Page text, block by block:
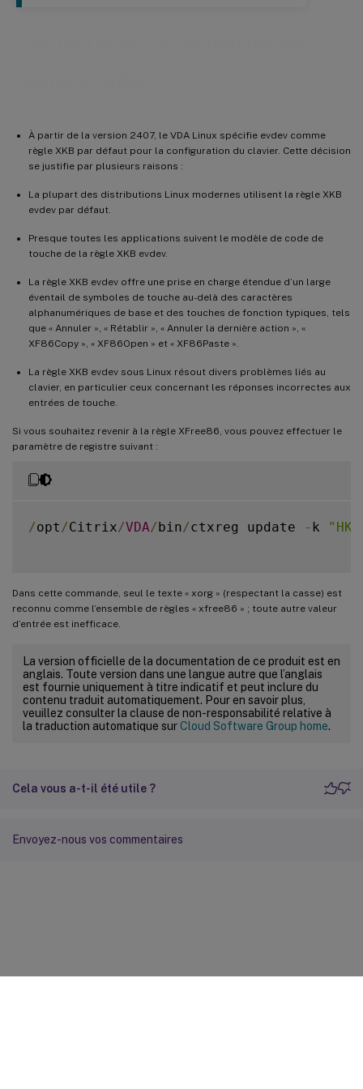
À partir de la version 2407, le VDA Linux spécifie evdev comme
règle XKB par défaut pour la configuration du clavier. Cette décision
se justifie par plusieurs raisons :
La plupart des distributions Linux modernes utilisent la règle XKB
evdev par défaut.
Presque toutes les applications suivent le modèle de code de
touche de la règle XKB evdev.
La règle XKB evdev offre une prise en charge étendue d’un large
éventail de symboles de touche au-delà des caractères
alphanumériques de base et des touches de fonction typiques, tels
que « Annuler », « Rétablir », « Annuler la dernière action », «
XF86Copy », « XF86Open » et « XF86Paste ».
La règle XKB evdev sous Linux résout divers problèmes liés au
clavier, en particulier ceux concernant les réponses incorrectes aux
entrées de touche.
Si vous souhaitez revenir à la règle XFree86, vous pouvez effectuer le
paramètre de registre suivant :
/opt /Citrix/VDA/bin/ctxreg update - k
Dans cette commande, seul le texte « xorg » (respectant la casse) est
reconnu comme l’ensemble de règles « xfree86 » ; toute autre valeur
d’entrée est inefficace.
La version officielle de la documentation de ce produit est en
anglais. Toute version dans une langue autre que l’anglais
est fournie uniquement à titre indicatif et peut inclure du
contenu traduit automatiquement. Pour en savoir plus,
veuillez consulter la clause de non-responsabilité relative à
la traduction automatique surCloud Software Group home.
Cela vous a-t-il été utile ?
Envoyez-nous vos commentaires